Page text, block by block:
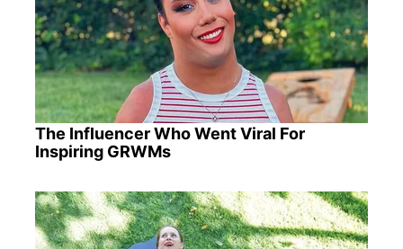
The Influencer Who Went Viral For
Inspiring GRWMs